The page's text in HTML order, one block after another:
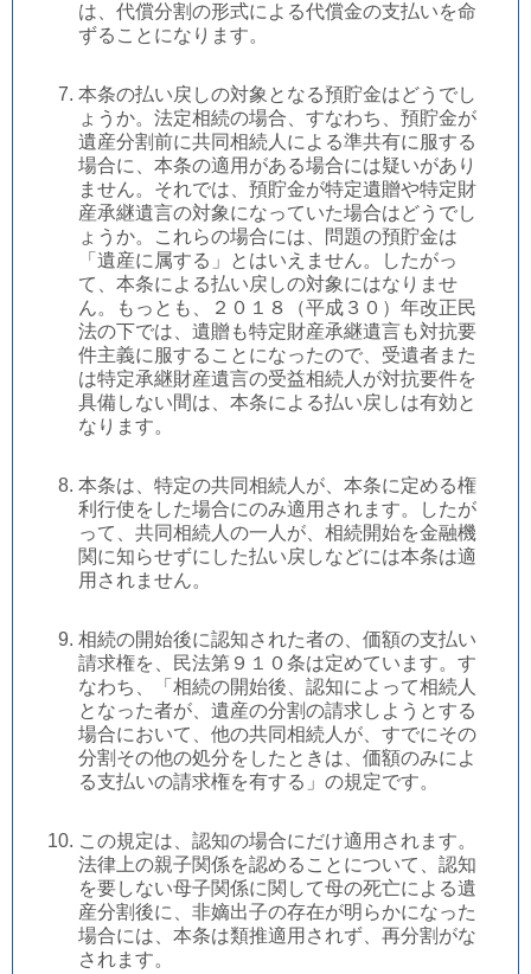
は、代償分割の形式による代償金の支払いを命
ずることになります。
本条の払い戻しの対象となる預貯金はどうでし
ょうか。法定相続の場合、すなわち、預貯金が
遺産分割前に共同相続人による準共有に服する
場合に、本条の適用がある場合には疑いがあり
ません。それでは、預貯金が特定遺贈や特定財
産承継遺言の対象になっていた場合はどうでし
ょうか。これらの場合には、問題の預貯金は
「遺産に属する」とはいえません。したがっ
て、本条による払い戻しの対象にはなりませ
ん。もっとも、２０１８（平成３０）年改正民
法の下では、遺贈も特定財産承継遺言も対抗要
件主義に服することになったので、受遺者また
は特定承継財産遺言の受益相続人が対抗要件を
具備しない間は、本条による払い戻しは有効と
なります。
本条は、特定の共同相続人が、本条に定める権
利行使をした場合にのみ適用されます。したが
って、共同相続人の一人が、相続開始を金融機
関に知らせずにした払い戻しなどには本条は適
用されません。
相続の開始後に認知された者の、価額の支払い
請求権を、民法第９１０条は定めています。す
なわち、「相続の開始後、認知によって相続人
となった者が、遺産の分割の請求しようとする
場合において、他の共同相続人が、すでにその
分割その他の処分をしたときは、価額のみによ
る支払いの請求権を有する」の規定です。
この規定は、認知の場合にだけ適用されます。
法律上の親子関係を認めることについて、認知
を要しない母子関係に関して母の死亡による遺
産分割後に、非嫡出子の存在が明らかになった
場合には、本条は類推適用されず、再分割がな
されます。